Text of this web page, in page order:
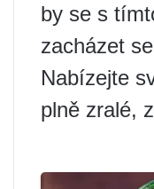
by se s
zacházet
Nabízejte
plně zralé,